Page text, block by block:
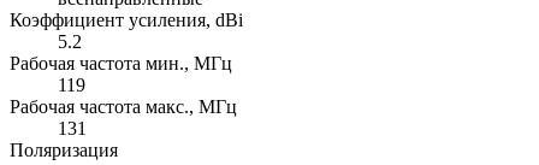
Коэффициент усиления, dBi
5.2
Рабочая частота мин., МГц
119
Рабочая частота макс., МГц
131
Поляризация